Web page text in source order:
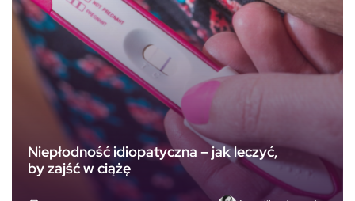
Niepłodność idiopatyczna – jak leczyć,
by zajść w ciążę